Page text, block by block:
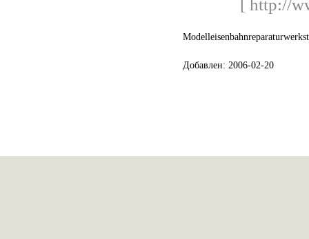
[ http://
Добавлен: 2006-02-20